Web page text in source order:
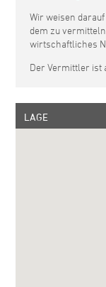
Wir weisen
dem zu
wirtschaftliches
Der Vermittler ist
LAGE